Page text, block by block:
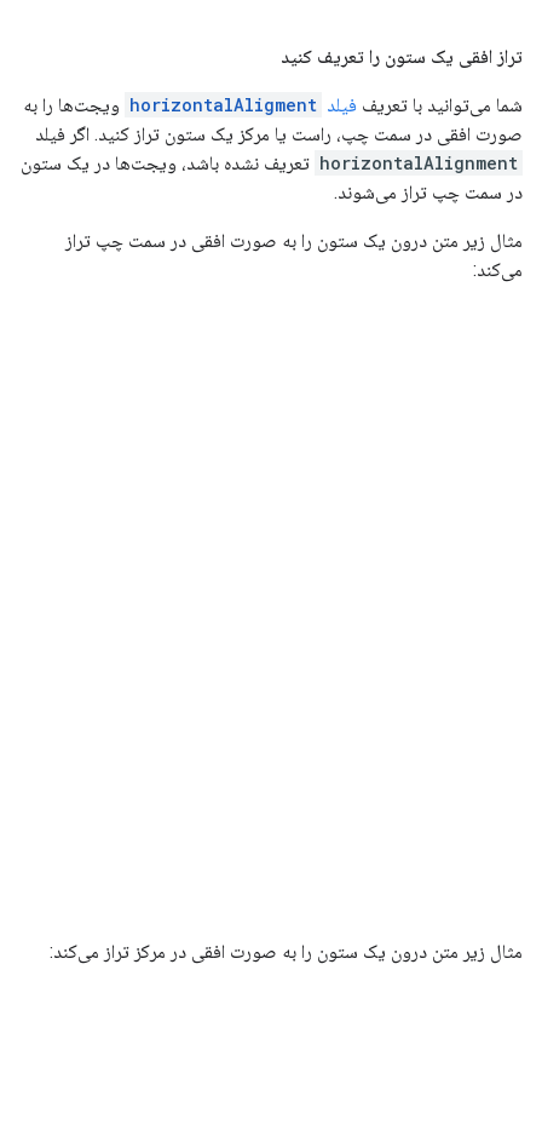
تراز افقی یک ستون را تعریف کنید
شما می‌توانید با تعریف فیلد horizontalAligment ویجت‌ها را به
صورت افقی در سمت چپ، راست یا مرکز یک ستون تراز کنید. اگر فیلد
horizontalAlignment تعریف نشده باشد، ویجت‌ها در یک ستون
در سمت چپ تراز می‌شوند.
مثال زیر متن درون یک ستون را به صورت افقی در سمت چپ تراز
می‌کند:
مثال زیر متن درون یک ستون را به صورت افقی در مرکز تراز می‌کند: